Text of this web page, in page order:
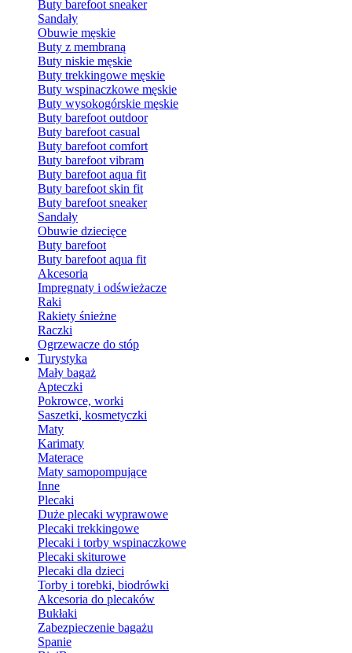
Buty barefoot sneaker
Sandały
Obuwie męskie
Buty z membraną
Buty niskie męskie
Buty trekkingowe męskie
Buty wspinaczkowe męskie
Buty wysokogórskie męskie
Buty barefoot outdoor
Buty barefoot casual
Buty barefoot comfort
Buty barefoot vibram
Buty barefoot aqua fit
Buty barefoot skin fit
Buty barefoot sneaker
Sandały
Obuwie dziecięce
Buty barefoot
Buty barefoot aqua fit
Akcesoria
Impregnaty i odświeżacze
Raki
Rakiety śnieżne
Raczki
Ogrzewacze do stóp
Turystyka
Mały bagaż
Apteczki
Pokrowce, worki
Saszetki, kosmetyczki
Maty
Karimaty
Materace
Maty samopompujące
Inne
Plecaki
Duże plecaki wyprawowe
Plecaki trekkingowe
Plecaki i torby wspinaczkowe
Plecaki skiturowe
Plecaki dla dzieci
Torby i torebki, biodrówki
Akcesoria do plecaków
Bukłaki
Zabezpieczenie bagażu
Spanie